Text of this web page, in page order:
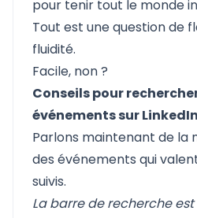
pour tenir tout le monde
Tout est une question de
fluidité.
Facile, non ?
Conseils pour
événements sur LinkedIn
Parlons maintenant de la
des événements qui
suivis.
La barre de recherche